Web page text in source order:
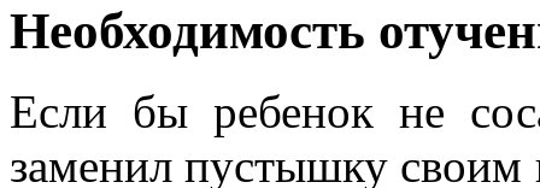
Необходимость
Если бы ребенок не
заменил пустышку своим